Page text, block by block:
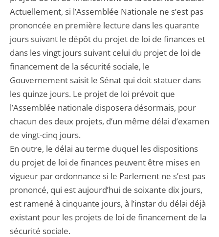
Actuellement, si l’Assemblée Nationale ne s’est pas
prononcée en première lecture dans les quarante
jours suivant le dépôt du projet de loi de finances et
dans les vingt jours suivant celui du projet de loi de
financement de la sécurité sociale, le
Gouvernement saisit le Sénat qui doit statuer dans
les quinze jours. Le projet de loi prévoit que
l’Assemblée nationale disposera désormais, pour
chacun des deux projets, d’un même délai d’examen
de vingt-cinq jours.
En outre, le délai au terme duquel les dispositions
du projet de loi de finances peuvent être mises en
vigueur par ordonnance si le Parlement ne s’est pas
prononcé, qui est aujourd’hui de soixante dix jours,
est ramené à cinquante jours, à l’instar du délai déjà
existant pour les projets de loi de financement de la
sécurité sociale.